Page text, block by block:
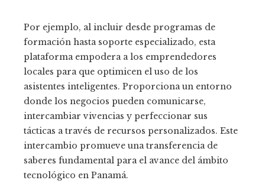
Por ejemplo, al incluir desde programas de
formación hasta soporte especializado, esta
plataforma empodera a los emprendedores
locales para que optimicen el uso de los
asistentes inteligentes. Proporciona un entorno
donde los negocios pueden comunicarse,
intercambiar vivencias y perfeccionar sus
tácticas a través de recursos personalizados. Este
intercambio promueve una transferencia de
saberes fundamental para el avance del ámbito
tecnológico en Panamá.